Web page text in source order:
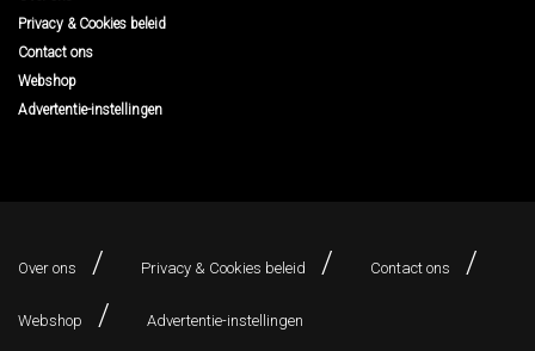
Privacy & Cookies beleid
Contact ons
Webshop
Advertentie-instellingen
Over ons Privacy & Cookies beleid Contact ons
Webshop Advertentie-instellingen